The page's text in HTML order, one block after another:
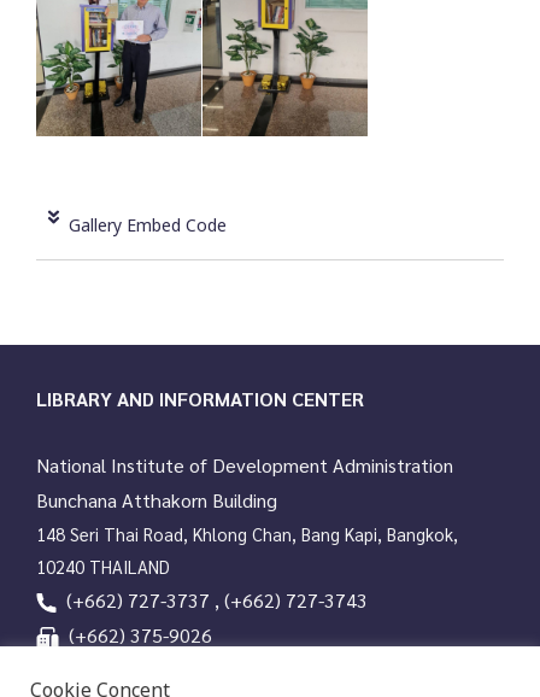
Gallery Embed Code
LIBRARY AND INFORMATION CENTER
National Institute of Development Administration
Bunchana Atthakorn Building
148 Seri Thai Road, Khlong Chan, Bang Kapi, Bangkok,
10240 THAILAND
(+662) 727-3737 , (+662) 727-3743
(+662) 375-9026
Cookie Concent